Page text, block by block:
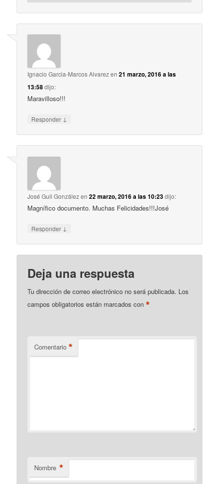
Ignacio Garcia-Marcos Alvarezen21 marzo, 2016 a las
13:58dijo:
Maravilloso!!!
Responder ↓
José Guil Gonzálezen22 marzo, 2016 a las 10:23dijo:
Magnífico documento. Muchas Felicidades!!!José
Responder ↓
Deja una respuesta
Tu dirección de correo electrónico no será publicada. Los
campos obligatorios están marcados con*
Comentario *
Nombre *